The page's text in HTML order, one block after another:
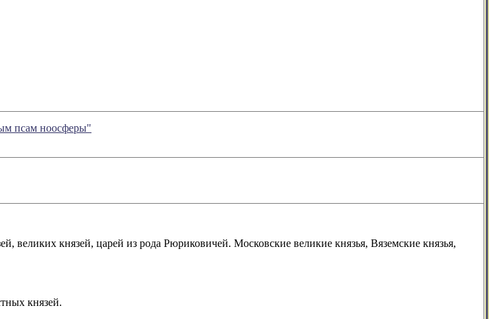
псам ноосферы"
великих князей, царей из рода Рюриковичей. Московские великие князья, Вяземские князья,
князей.